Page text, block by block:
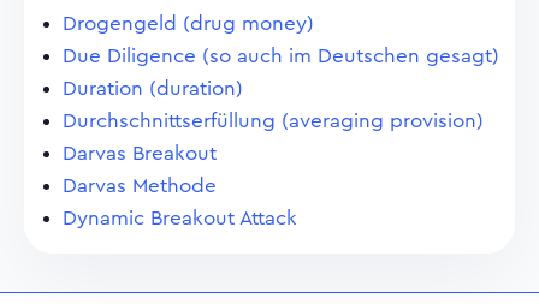
Drogengeld (drug money)
Due Diligence (so auch im Deutschen gesagt)
Duration (duration)
Durchschnittserfüllung (averaging provision)
Darvas Breakout
Darvas Methode
Dynamic Breakout Attack